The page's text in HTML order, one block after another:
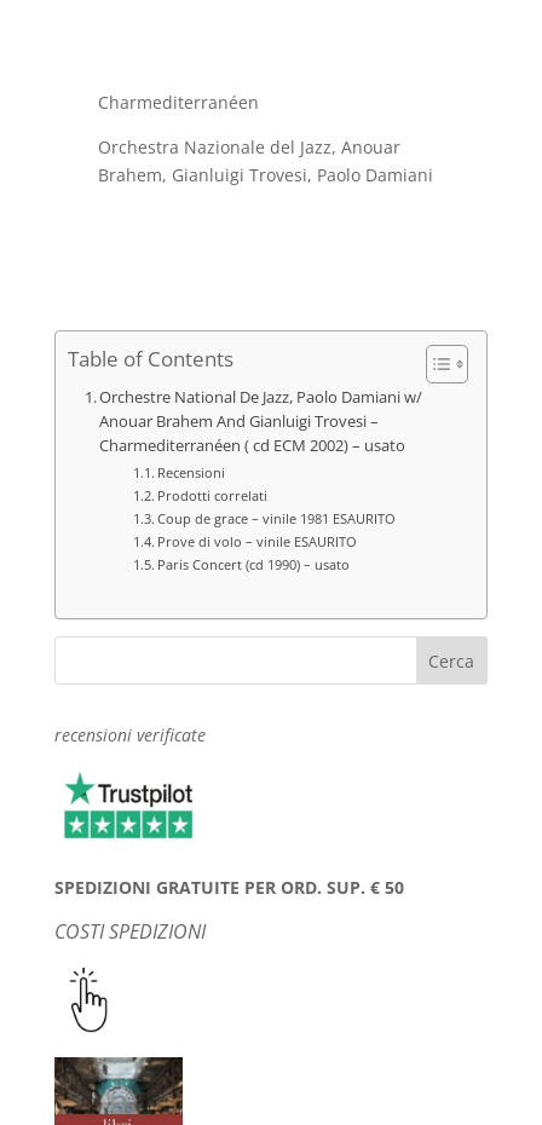
Charmediterranéen
Orchestra Nazionale del Jazz, Anouar
Brahem, Gianluigi Trovesi, Paolo Damiani
Table of Contents
Orchestre National De Jazz, Paolo Damiani w/
Anouar Brahem And Gianluigi Trovesi –
Charmediterranéen ( cd ECM 2002) – usato
Recensioni
Prodotti correlati
Coup de grace – vinile 1981 ESAURITO
Prove di volo – vinile ESAURITO
Paris Concert (cd 1990) – usato
recensioni verificate
SPEDIZIONI GRATUITE PER ORD. SUP. € 50
COSTI SPEDIZIONI